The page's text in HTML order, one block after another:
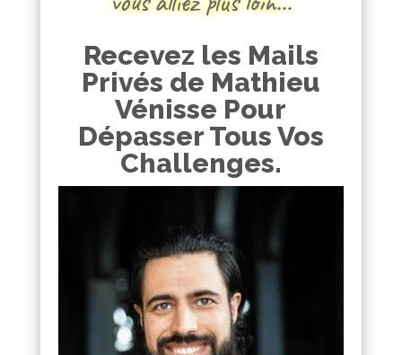
Recevez les Mails
Privés de Mathieu
Vénisse Pour
Dépasser Tous Vos
Challenges.